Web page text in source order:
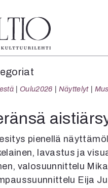
2026
1/2026
2025
saame
2025
Oulu2026 Näyttelyt
pienellä
lavastus ja
valosuunnittelu
Eija